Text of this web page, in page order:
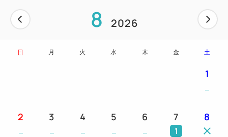
8 2026
日 月 火 水 木 金 土
1
2 3 4 5 6 7
1
8